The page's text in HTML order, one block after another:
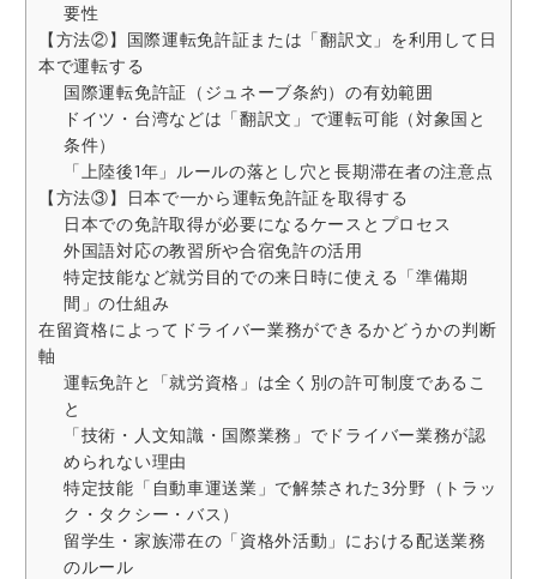
要性
【方法②】国際運転免許証または「翻訳文」を利用して日
本で運転する
国際運転免許証（ジュネーブ条約）の有効範囲
ドイツ・台湾などは「翻訳文」で運転可能（対象国と
条件）
「上陸後1年」ルールの落とし穴と長期滞在者の注意点
【方法③】日本で一から運転免許証を取得する
日本での免許取得が必要になるケースとプロセス
外国語対応の教習所や合宿免許の活用
特定技能など就労目的での来日時に使える「準備期
間」の仕組み
在留資格によってドライバー業務ができるかどうかの判断
軸
運転免許と「就労資格」は全く別の許可制度であるこ
と
「技術・人文知識・国際業務」でドライバー業務が認
められない理由
特定技能「自動車運送業」で解禁された3分野（トラッ
ク・タクシー・バス）
留学生・家族滞在の「資格外活動」における配送業務
のルール